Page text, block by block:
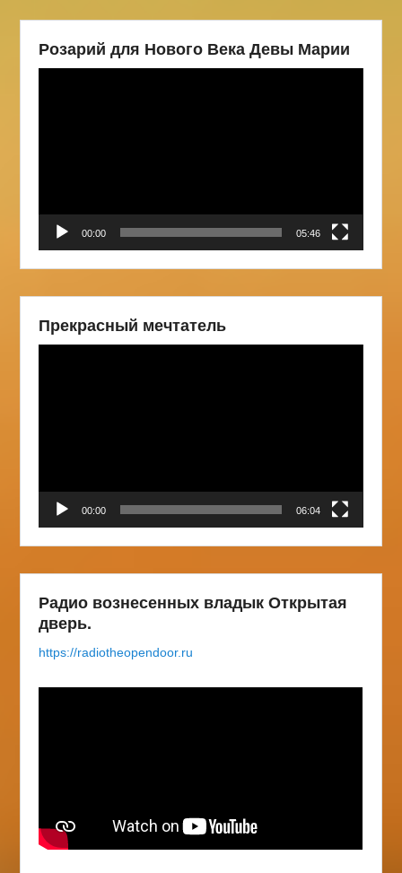
Розарий для Нового Века Девы Марии
00:00 05:46
Прекрасный мечтатель
00:00 06:04
Радио вознесенных владык Открытая
дверь.
https://radiotheopendoor.ru